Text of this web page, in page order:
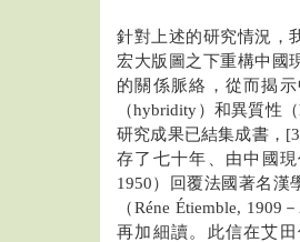
針對上述的研究情況，
宏大版圖之下重構中國
的關係脈絡，從而揭
（hybridity）和異質性
研究成果已結集成書，
存了七十年、由中國現
1950）回覆法國著名漢
（Réne Étiemble,
再加細讀。此信在艾